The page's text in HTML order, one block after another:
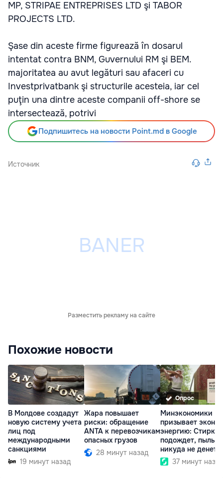
MP, STRIPAE ENTREPRISES LTD şi TABOR
PROJECTS LTD.
Şase din aceste firme figurează în dosarul
intentat contra BNM, Guvernului RM şi BEM.
majoritatea au avut legături sau afaceri cu
Investprivatbank şi structurile acesteia, iar cel
puţin una dintre aceste companii off-shore se
intersectează, potrivi
Подпишитесь на новости Point.md в Google
Источник
Разместить рекламу на сайте
Похожие новости
В Молдове создадут
новую систему учета
лиц под
международными
санкциями
19 минут назад
Жара повышает
риски: обращение
ANTA к перевозчикам
опасных грузов
28 минут назад
Опрос
Минэкономики
призывает
энергию: Стирка
подождет, пыль
никуда не
37 минут назад